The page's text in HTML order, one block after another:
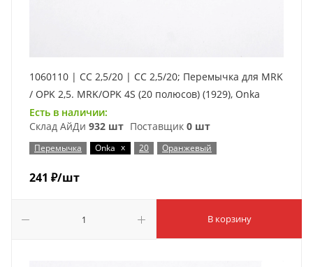
1060110 | CC 2,5/20 | CC 2,5/20; Перемычка для MRK
/ OPK 2,5. MRK/OPK 4S (20 полюсов) (1929), Onka
Есть в наличии:
Склад АйДи 932 шт Поставщик 0 шт
Перемычка Onka x 20 Оранжевый
241 ₽/шт
В корзину